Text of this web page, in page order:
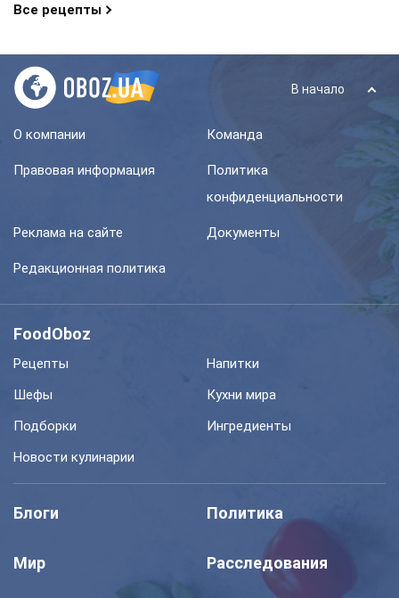
Все рецепты
В начало
О компании Команда
Правовая информация
Политика
конфиденциальности
Реклама на сайте Документы
Редакционная политика
FoodOboz
Рецепты
Напитки
Шефы
Кухни мира
Подборки
Ингредиенты
Новости кулинарии
Блоги Политика
Мир Расследования